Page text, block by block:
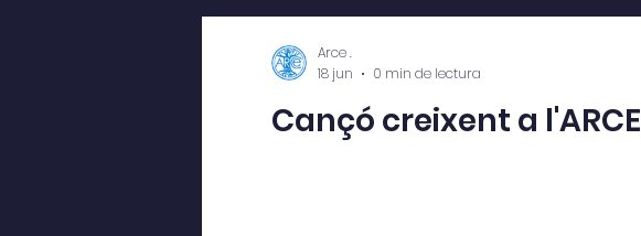
Cançó creixent a l'ARCE
Arce .
18 jun
0 min de lectura